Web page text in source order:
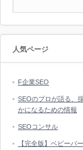
人気ページ
F企業SEO
SEOのプロが語る、
かになるための情報
SEOコンサル
【完全版】ベビーパ